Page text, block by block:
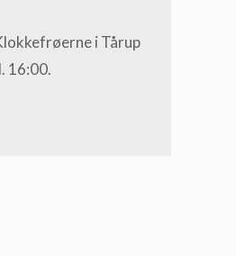
i Tårup
16:00.